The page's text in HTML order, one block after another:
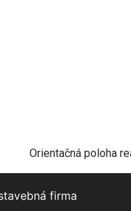
Orientačná poloha
firma